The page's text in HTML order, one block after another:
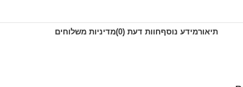
תיאורמידע נוסףחוות דעת (0) מדיניות משלוחים